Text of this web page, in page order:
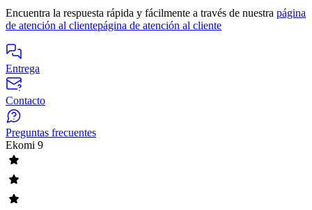
Encuentra la respuesta rápida y fácilmente a través de nuestra página
de atención al clientepágina de atención al cliente
Entrega
Contacto
Preguntas frecuentes
Ekomi 9